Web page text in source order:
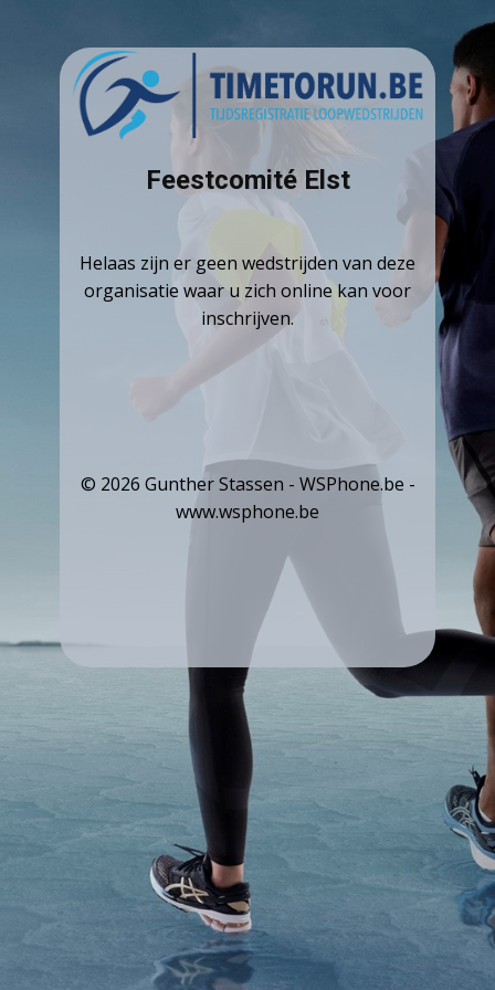
Feestcomité Elst
Helaas zijn er geen wedstrijden van deze
organisatie waar u zich online kan voor
inschrijven.
© 2026 Gunther Stassen - WSPhone.be -
www.wsphone.be